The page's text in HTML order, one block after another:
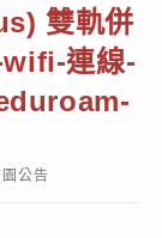
雙軌併
wifi-連線-
公告